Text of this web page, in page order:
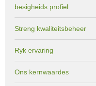
besigheids profiel
Streng kwaliteitsbeheer
Ryk ervaring
Ons kernwaardes